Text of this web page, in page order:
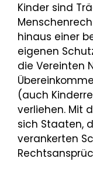
Kinder sind
hinaus einer
eigenen
die Vereinten
(auch
verliehen. Mit
sich Staaten,
verankerten